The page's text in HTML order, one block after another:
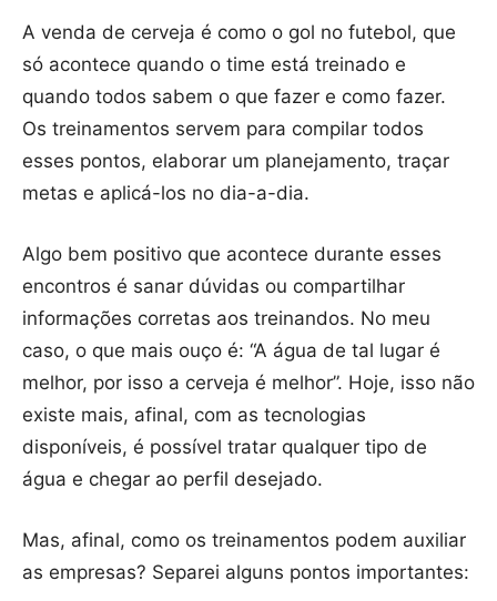
A venda de cerveja é como o gol no futebol, que
só acontece quando o time está treinado e
quando todos sabem o que fazer e como fazer.
Os treinamentos servem para compilar todos
esses pontos, elaborar um planejamento, traçar
metas e aplicá-los no dia-a-dia.
Algo bem positivo que acontece durante esses
encontros é sanar dúvidas ou compartilhar
informações corretas aos treinandos. No meu
caso, o que mais ouço é: “A água de tal lugar é
melhor, por isso a cerveja é melhor”. Hoje, isso não
existe mais, afinal, com as tecnologias
disponíveis, é possível tratar qualquer tipo de
água e chegar ao perfil desejado.
Mas, afinal, como os treinamentos podem auxiliar
as empresas? Separei alguns pontos importantes: